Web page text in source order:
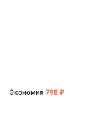
Экономия 798 ₽